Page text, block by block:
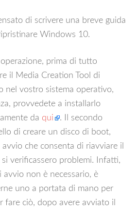
di scrivere una breve guida
Windows 10.
prima di tutto
il Media Creation Tool di
nel vostro sistema operativo,
provvedete a installarlo
da qui
. Il secondo
di creare un disco di boot,
che consenta di riavviare il
verificassero problemi. Infatti,
avvio non è necessario, è
uno a portata di mano per
fare ciò, dopo avere avviato il